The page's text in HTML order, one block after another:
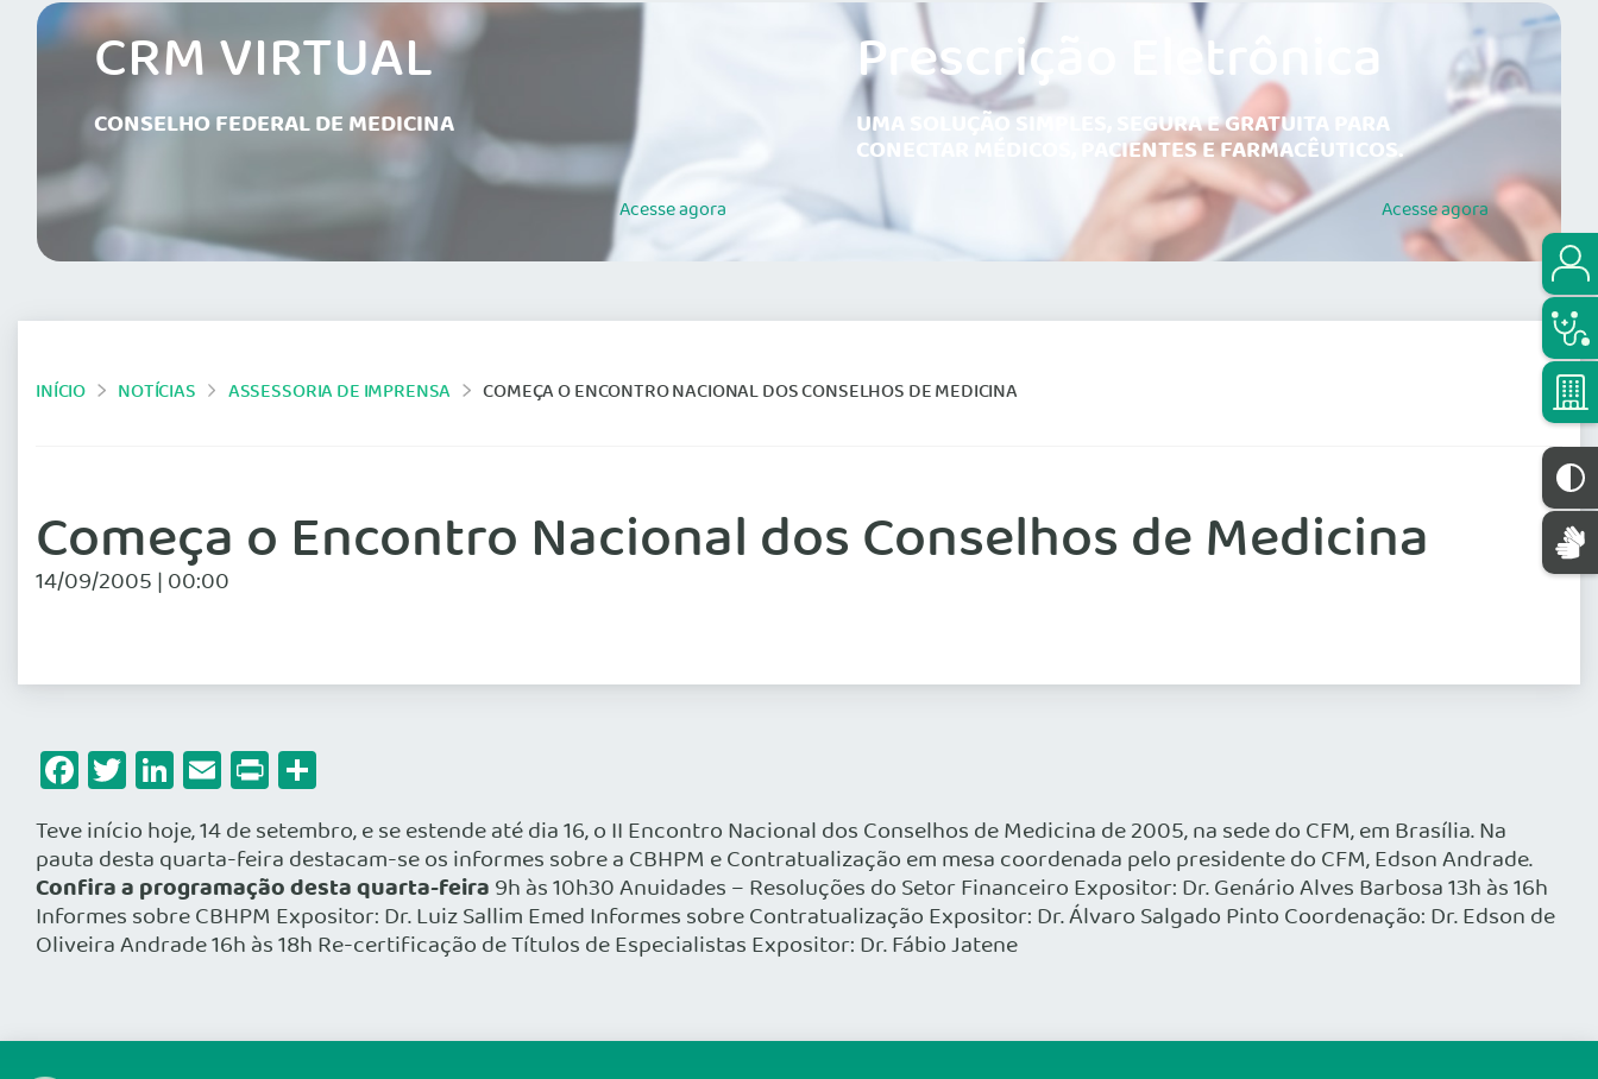
CRM VIRTUAL
CONSELHO FEDERAL DE MEDICINA
Acesseagora
Prescrição Eletrônica
UMA SOLUÇÃO SIMPLES, SEGURA E GRATUITA PARA
CONECTAR MÉDICOS, PACIENTES E FARMACÊUTICOS.
Acesseagora
INÍCIO NOTÍCIAS ASSESSORIA DE IMPRENSA COMEÇA O ENCONTRO NACIONAL DOS CONSELHOS DE MEDICINA
Começa o Encontro Nacional dos Conselhos de Medicina
14/09/2005 | 00:00
Facebook
Twitter
LinkedIn
Email
Print
Teve início hoje, 14 de setembro, e se estende até dia 16, o II Encontro Nacional dos Conselhos de Medicina de 2005, na sede do CFM, em Brasília. Na
pauta desta quarta-feira destacam-se os informes sobre a CBHPM e Contratualização em mesa coordenada pelo presidente do CFM, Edson Andrade.
Confira a programação desta quarta-feira 9h às 10h30 Anuidades – Resoluções do Setor Financeiro Expositor: Dr. Genário Alves Barbosa 13h às 16h
Informes sobre CBHPM Expositor: Dr. Luiz Sallim Emed Informes sobre Contratualização Expositor: Dr. Álvaro Salgado Pinto Coordenação: Dr. Edson de
Oliveira Andrade 16h às 18h Re-certificação de Títulos de Especialistas Expositor: Dr. Fábio Jatene